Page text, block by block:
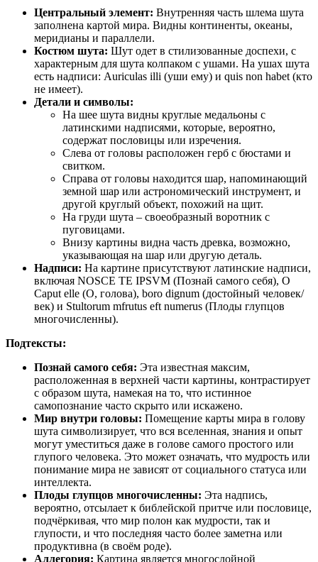
Центральный элемент: Внутренняя часть шлема шута
заполнена картой мира. Видны континенты, океаны,
меридианы и параллели.
Костюм шута: Шут одет в стилизованные доспехи, с
характерным для шута колпаком с ушами. На ушах шута
есть надписи: Auriculas illi (уши ему) и quis non habet (кто
не имеет).
Детали и символы:
На шее шута видны круглые медальоны с
латинскими надписями, которые, вероятно,
содержат пословицы или изречения.
Слева от головы расположен герб с бюстами и
свитком.
Справа от головы находится шар, напоминающий
земной шар или астрономический инструмент, и
другой круглый объект, похожий на щит.
На груди шута – своеобразный воротник с
пуговицами.
Внизу картины видна часть древка, возможно,
указывающая на шар или другую деталь.
Надписи: На картине присутствуют латинские надписи,
включая NOSCE TE IPSVM (Познай самого себя), O
Caput elle (О, голова), boro dignum (достойный человек/
век) и Stultorum mfrutus eft numerus (Плоды глупцов
многочисленны).
Подтексты:
Познай самого себя: Эта известная максим,
расположенная в верхней части картины, контрастирует
с образом шута, намекая на то, что истинное
самопознание часто скрыто или искажено.
Мир внутри головы: Помещение карты мира в голову
шута символизирует, что вся вселенная, знания и опыт
могут уместиться даже в голове самого простого или
глупого человека. Это может означать, что мудрость или
понимание мира не зависят от социального статуса или
интеллекта.
Плоды глупцов многочисленны: Эта надпись,
вероятно, отсылает к библейской притче или пословице,
подчёркивая, что мир полон как мудрости, так и
глупости, и что последняя часто более заметна или
продуктивна (в своём роде).
Аллегория: Картина является многослойной